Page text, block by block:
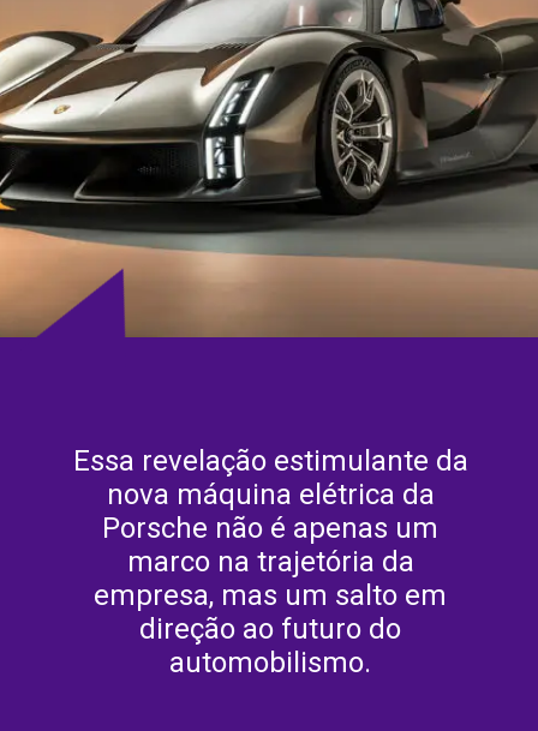
Essa revelação estimulante da
nova máquina elétrica da
Porsche não é apenas um
marco na trajetória da
empresa, mas um salto em
direção ao futuro do
automobilismo.